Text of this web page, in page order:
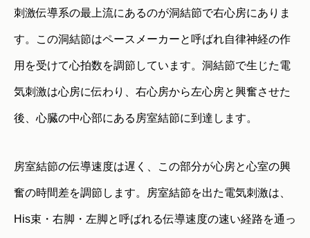
刺激伝導系の最上流にあるのが洞結節で右心房にありま
す。この洞結節はペースメーカーと呼ばれ自律神経の作
用を受けて心拍数を調節しています。洞結節で生じた電
気刺激は心房に伝わり、右心房から左心房と興奮させた
後、心臓の中心部にある房室結節に到達します。
房室結節の伝導速度は遅く、この部分が心房と心室の興
奮の時間差を調節します。房室結節を出た電気刺激は、
His束・右脚・左脚と呼ばれる伝導速度の速い経路を通っ